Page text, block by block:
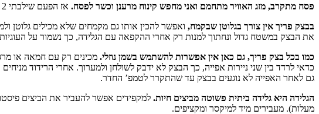
פסח מתקרב, מזג האוויר מתחמם ואני מחפש קינוח מרענן וכשר לפסח. אז הפעם שילבתי 2 מתכונים – גם גלידה ביתית לכבוד האביב, וגם עוגיות שקדים פריכות לפסח. ושניהם ביחד יוצרים קסטה חמודה וטעימה.
בבצק פריך אין צורך בגלוטן שבקמח, ואפשר להכין אותו גם מקמחים שלא מכילים גלוטן
את הבצק במשטח גדול ונחתוך למנות רק אחרי ההקפאה עם הגלידה, כך נשמור על
כמו בכל בצק פריך, גם כאן אין אפשרות להשתמש בשמן נוזלי. מכינים רק עם חמאה או
כדאי לרדד בין שני ניירות אפייה, כך הבצק לא ידבק לשולחן ולמערוך. אחרי הרידוד
גם לאחר האפייה לא נוגעים בבצק עד שהתקרר לטמפ’ החדר.
הגלידה היא גלידה ביתית פשוטה מביצים חיות.
מעלות). מעבירים מיד למיקסר ומקציפים.